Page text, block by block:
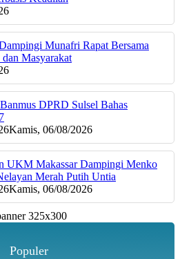
Munafri Rapat Bersama
Masyarakat
DPRD Sulsel Bahas
Kamis, 06/08/2026
UKM Makassar Dampingi Menko
Merah Putih Untia
Kamis, 06/08/2026
Populer